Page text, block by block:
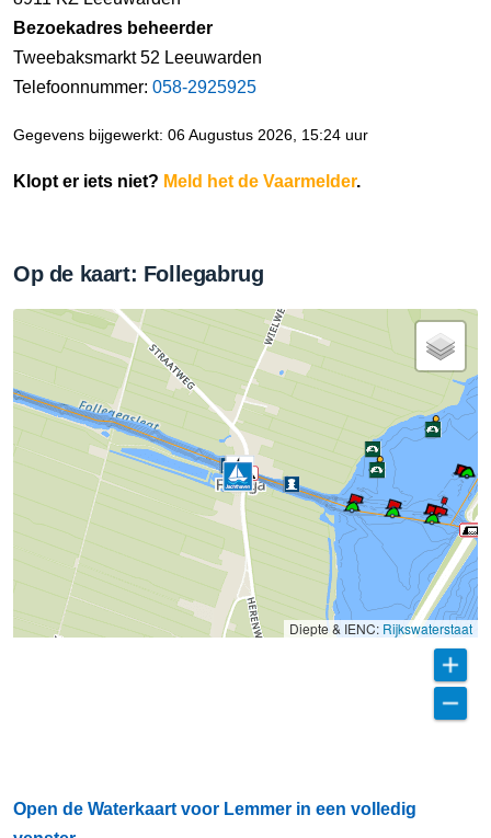
Bezoekadres beheerder
Tweebaksmarkt 52 Leeuwarden
Telefoonnummer: 058-2925925
Gegevens bijgewerkt: 06 Augustus 2026, 15:24 uur
Klopt er iets niet? Meld het de Vaarmelder.
Op de kaart: Follegabrug
Diepte & IENC: Rijkswaterstaat
Open de Waterkaart voor Lemmer in een volledig